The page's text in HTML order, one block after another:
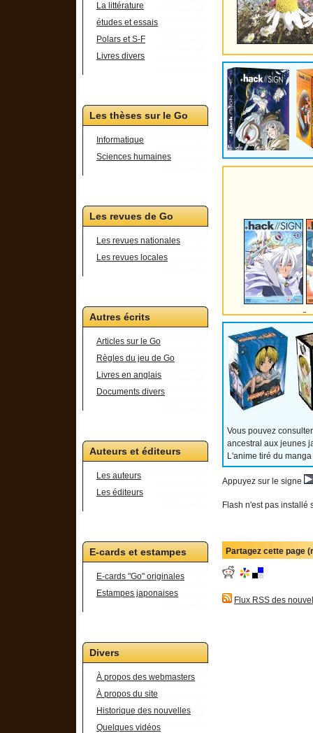
La littérature
études et essais
Polars et S-F
Livres divers
Les thèses sur le Go
Informatique
Sciences humaines
Les revues de Go
Les revues nationales
Les revues locales
Autres écrits
Articles sur le Go
Règles du jeu de Go
Livres en anglais
Documents divers
Auteurs et éditeurs
Les auteurs
Les éditeurs
E-cards et estampes
E-cards "Go" originales
Estampes japonaises
Divers
À propos des webmasters
À propos du site
Historique des nouvelles
Quelques vidéos
Vous pouvez
ancestral aux jeunes
L'anime tiré du
Appuyez sur le signe
Flash n'est pas installé
Partagez cette page
Flux RSS des